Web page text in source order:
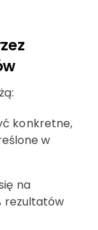
konkretne,
w
na
rezultatów